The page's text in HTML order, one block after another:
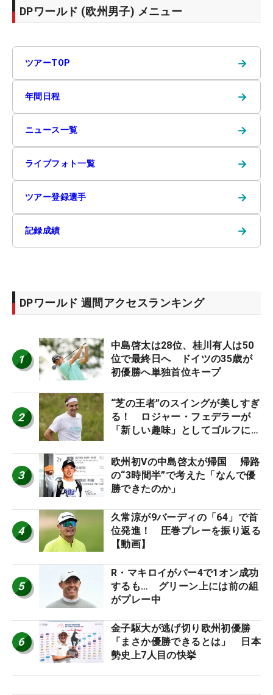
DPワールド (欧州男子) メニュー
ツアーTOP →
年間日程 →
ニュース一覧 →
ライブフォト一覧 →
ツアー登録選手 →
記録成績 →
DPワールド 週間アクセスランキング
1
中島啓太は28位、桂川有人は50
位で最終日へ ドイツの35歳が
初優勝へ単独首位キープ
2
“芝の王者”のスイングが美しすぎ
る！ ロジャー・フェデラーが
「新しい趣味」としてゴルフに挑
3
欧州初Vの中島啓太が帰国 帰路
の“3時間半”で考えた「なんで優
勝できたのか」
4
久常涼が9バーディの「64」で首
位発進！ 圧巻プレーを振り返る
【動画】
5
R・マキロイがパー4で1オン成功
するも… グリーン上には前の組
がプレー中
6
金子駆大が逃げ切り欧州初優勝
「まさか優勝できるとは」 日本
勢史上7人目の快挙